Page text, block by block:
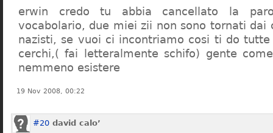
erwin credo tu abbia cancellato la
vocabolario, due miei zii non sono tornati dai
nazisti, se vuoi ci incontriamo cosi ti do tutte
cerchi,( fai letteralmente schifo) gente
nemmeno esistere
19 Nov 2008, 00:22
#20 david calo’